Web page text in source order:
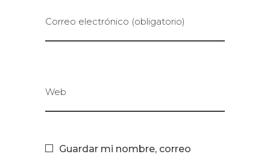
Correo electrónico (obligatorio)
Web
Guardar mi nombre, correo